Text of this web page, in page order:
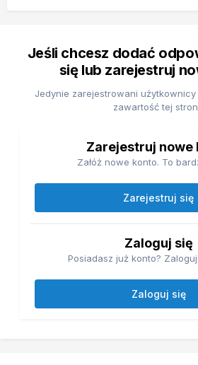
Jeśli chcesz dodać
się lub zarejestruj
Jedynie zarejestrowani
zawartość tej
Zarejestruj nowe
Załóż nowe konto. To
Zarejestruj się
Zaloguj się
Posiadasz już konto?
Zaloguj się